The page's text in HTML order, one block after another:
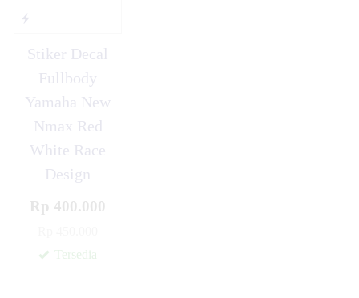
Stiker Decal
Fullbody
Yamaha New
Nmax Red
White Race
Design
Rp 400.000
Tersedia